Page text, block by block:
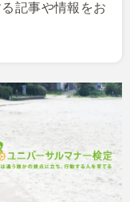
記事や情報をお